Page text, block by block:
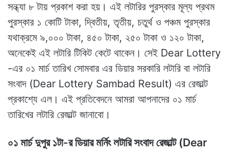
সন্ধ্যা ৮ টায় প্রকাশ করা হয়। এই লটারির পুরস্কার মূল্য প্রথম
পুরস্কার ১ কোটি টাকা, দ্বিতীয়, তৃতীয়, চতুর্থ ও পঞ্চম পুরস্কার
যথাক্রমে ৯,০০০ টাকা, ৪৫০ টাকা, ২৫০ টাকা ও ১২০ টাকা,
অনেকেই এই লটারি টিকিট কেটে থাকেন। সেই Dear Lottery
-এর ০১ মার্চ তারিখ সোমবার এর ডিয়ার সরকারি লটারি বা লটারি
সংবাদ (Dear Lottery Sambad Result) এর রেজাল্ট
প্রকাশ্যে এল। এই প্রতিবেদনে আমরা আপনাদের ০১ মার্চ
তারিখের লটারি রেজাল্ট জানাবো।
০১ মার্চ দুপুর ১টা-র ডিয়ার মর্নিং লটারি সংবাদ রেজাল্ট(Dear